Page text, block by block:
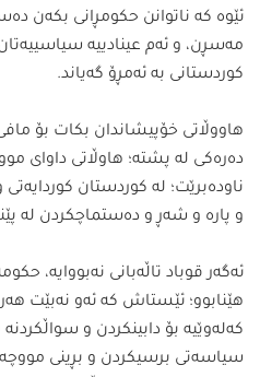
ئێوە کە ناتوانن حکومڕانی بکەن
مەسڕن، و ئەم عینادییە سیاسییەتان
کوردستانی بە ئەمڕۆ گەیاند.
هاووڵاتی خۆپیشاندان بکات بۆ
دەرەکی لە پشتە؛ هاوڵاتی داوای
ناودەبرێت؛ لە کوردستان
و پارە و شەڕ و دەستماچکردن لە
ئەگەر قوباد تاڵەبانی نەبووایە،
هێنابوو؛ ئێستاش کە ئەو نەبێت
کەلەوێیە بۆ دابینکردن و
سیاسەتی برسیکردن و بڕینی